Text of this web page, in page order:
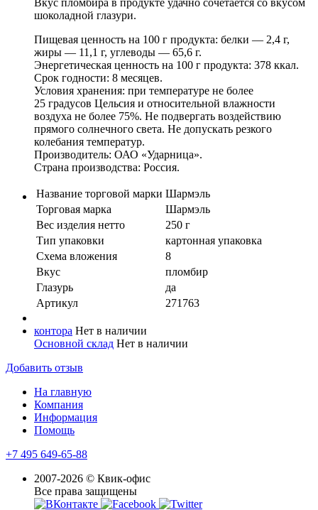
Вкус пломбира в продукте удачно сочетается со вкусом
шоколадной глазури.
Пищевая ценность на 100 г продукта: белки — 2,4 г,
жиры — 11,1 г, углеводы — 65,6 г.
Энергетическая ценность на 100 г продукта: 378 ккал.
Срок годности: 8 месяцев.
Условия хранения: при температуре не более
25 градусов Цельсия и относительной влажности
воздуха не более 75%. Не подвергать воздействию
прямого солнечного света. Не допускать резкого
колебания температур.
Производитель: ОАО «Ударница».
Страна производства: Россия.
Название торговой марки Шармэль
Торговая марка
Шармэль
Вес изделия нетто
250 г
Тип упаковки
картонная упаковка
Схема вложения
8
Вкус
пломбир
Глазурь
да
Артикул
271763
контора Нет в наличии
Основной склад Нет в наличии
Добавить отзыв
На главную
Компания
Информация
Помощь
+7 495 649-65-88
2007-2026 © Квик-офис
Все права защищены